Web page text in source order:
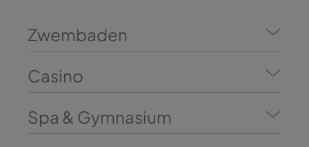
Zwembaden
Casino
Spa & Gymnasium